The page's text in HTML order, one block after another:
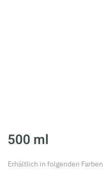
500 ml
Erhältlich in folgenden Farben